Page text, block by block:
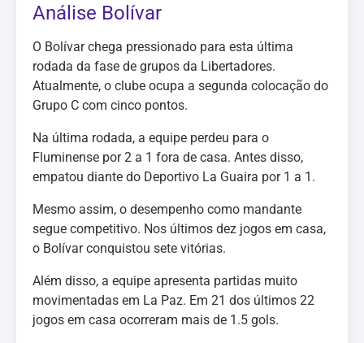
Análise Bolívar
O Bolívar chega pressionado para esta última
rodada da fase de grupos da Libertadores.
Atualmente, o clube ocupa a segunda colocação do
Grupo C com cinco pontos.
Na última rodada, a equipe perdeu para o
Fluminense por 2 a 1 fora de casa. Antes disso,
empatou diante do Deportivo La Guaira por 1 a 1.
Mesmo assim, o desempenho como mandante
segue competitivo. Nos últimos dez jogos em casa,
o Bolívar conquistou sete vitórias.
Além disso, a equipe apresenta partidas muito
movimentadas em La Paz. Em 21 dos últimos 22
jogos em casa ocorreram mais de 1.5 gols.